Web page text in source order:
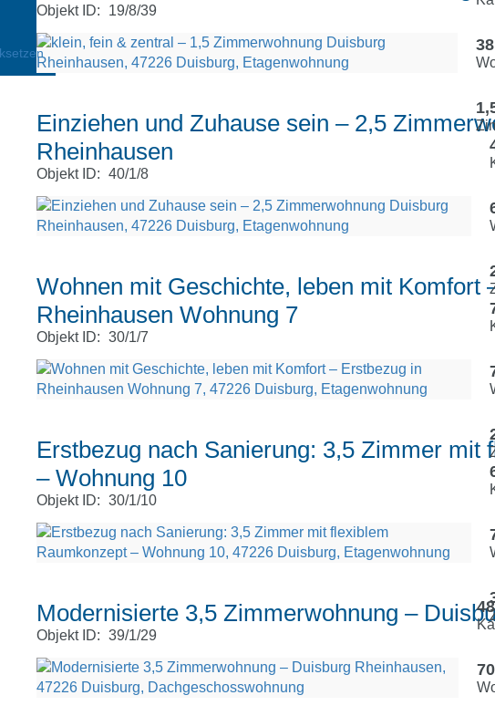
Objekt ID: 19/8/39
Einziehen und Zuhause sein – 2,5
Rheinhausen
Objekt ID: 40/1/8
Wohnen mit Geschichte, leben mit Komfort
Rheinhausen Wohnung 7
Objekt ID: 30/1/7
Erstbezug nach Sanierung: 3,5 Zimmer mit
– Wohnung 10
Objekt ID: 30/1/10
Modernisierte 3,5 Zimmerwohnung –
Objekt ID: 39/1/29